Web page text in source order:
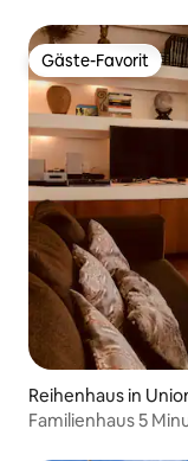
Gäste-Favorit
Gäste-Favorit
Reihenhaus in
und Estoril
Familienhaus 5